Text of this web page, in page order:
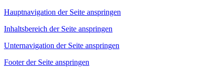
Hauptnavigation der Seite anspringen
Inhaltsbereich der Seite anspringen
Unternavigation der Seite anspringen
Footer der Seite anspringen